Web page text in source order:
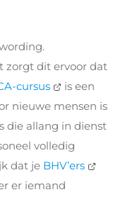
zorgt dit ervoor dat
cursus
is een
nieuwe mensen is
die allang in dienst
volledig
dat je BHV’ers
er iemand